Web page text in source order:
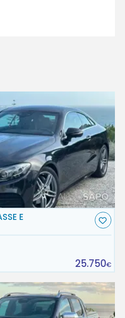
E
25.750€